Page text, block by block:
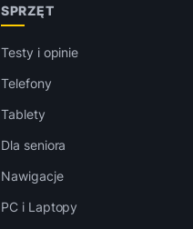
SPRZĘT
Testy i opinie
Telefony
Tablety
Dla seniora
Nawigacje
PC i Laptopy